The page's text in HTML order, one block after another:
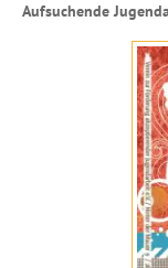
Aufsuchende